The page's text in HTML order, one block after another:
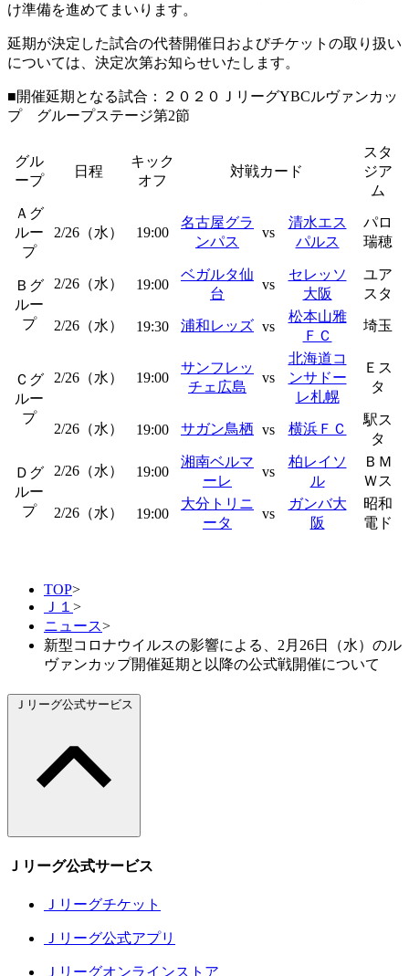
け準備を進めてまいります。
延期が決定した試合の代替開催日およびチケットの取り扱い
については、決定次第お知らせいたします。
■開催延期となる試合：２０２０ＪリーグYBCルヴァンカッ
プ グループステージ第2節
グル
ープ
日程
キック
オフ
対戦カード
スタ
ジア
ム
Ａグ
ルー
プ
2/26（水） 19:00
名古屋グラ
ンパス
vs
清水エス
パルス
パロ
瑞穂
Ｂグ
ルー
プ
2/26（水） 19:00
ベガルタ仙
台
vs
セレッソ
大阪
ユア
スタ
2/26（水） 19:30 浦和レッズ vs
松本山雅
ＦＣ
埼玉
Ｃグ
ルー
プ
2/26（水） 19:00
サンフレッ
チェ広島
vs
北海道コ
ンサドー
レ札幌
Ｅス
タ
2/26（水） 19:00 サガン鳥栖 vs 横浜ＦＣ
駅ス
タ
Ｄグ
ルー
プ
2/26（水） 19:00
湘南ベルマ
ーレ
vs
柏レイソ
ル
ＢＭ
Ｗス
2/26（水） 19:00
大分トリニ
ータ
vs
ガンバ大
阪
昭和
電ド
TOP>
Ｊ１ >
ニュース>
新型コロナウイルスの影響による、2月26日（水）のル
ヴァンカップ開催延期と以降の公式戦開催について
Ｊリーグ公式サービス
Ｊリーグ公式サービス
Ｊリーグチケット
Ｊリーグ公式アプリ
Ｊリーグオンラインストア